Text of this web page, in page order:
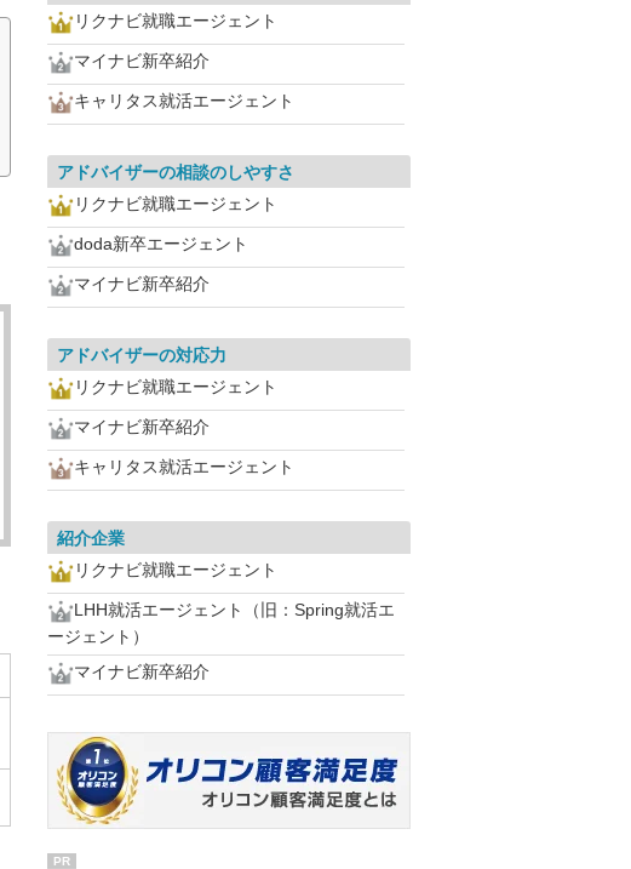
リクナビ就職エージェント
マイナビ新卒紹介
キャリタス就活エージェント
アドバイザーの相談のしやすさ
リクナビ就職エージェント
doda新卒エージェント
マイナビ新卒紹介
アドバイザーの対応力
リクナビ就職エージェント
マイナビ新卒紹介
キャリタス就活エージェント
紹介企業
リクナビ就職エージェント
LHH就活エージェント（旧：Spring就活エ
ージェント）
マイナビ新卒紹介
PR